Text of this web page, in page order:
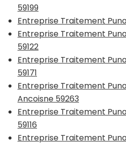
59199
Entreprise Traitement
Entreprise Traitement
59122
Entreprise Traitement
59171
Entreprise Traitement
Ancoisne 59263
Entreprise Traitement
59116
Entreprise Traitement